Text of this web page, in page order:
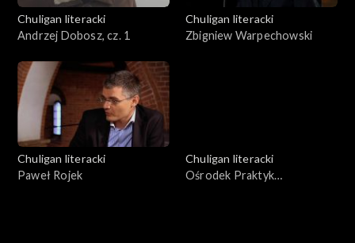
Chuligan literacki
Andrzej Dobosz, cz. 1
Chuligan literacki
Zbigniew Warpechowski
Chuligan literacki
Paweł Rojek
Chuligan literacki
Ośrodek Praktyk